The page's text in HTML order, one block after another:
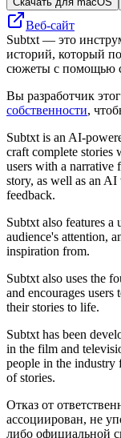
Веб-сайт
Subtxt — это
историй, который
сюжеты с помощью
Вы разработчик
собственности,
Subtxt is an AI-
craft complete stories
users with a narrative
story, as well as an
feedback.
Subtxt also features a
audience's attention,
inspiration from.
Subtxt also uses the
and encourages
their stories to life.
Subtxt has been
in the film and
people in the industry
of stories.
Отказ от
ассоциирован, не
либо официальной